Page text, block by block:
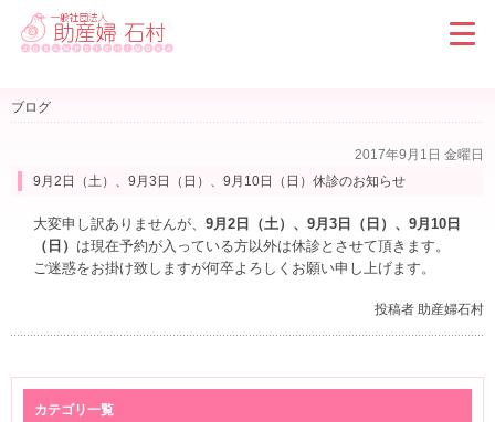
ブログ
2017年9月1日 金曜日
9月2日（土）、9月3日（日）、9月10日（日）休診のお知らせ
大変申し訳ありませんが、 9月2日（土）、9月3日（日）、9月10日
（日） は現在予約が入っている方以外は休診とさせて頂きます。
ご迷惑をお掛け致しますが何卒よろしくお願い申し上げます。
投稿者 助産婦石村
カテゴリ一覧